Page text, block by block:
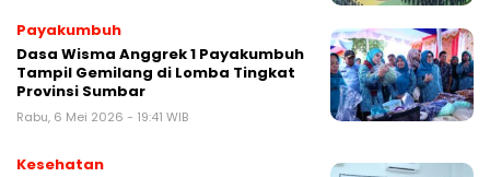
Payakumbuh
Dasa Wisma Anggrek 1 Payakumbuh
Tampil Gemilang di Lomba Tingkat
Provinsi Sumbar
Rabu, 6 Mei 2026 - 19:41 WIB
Kesehatan